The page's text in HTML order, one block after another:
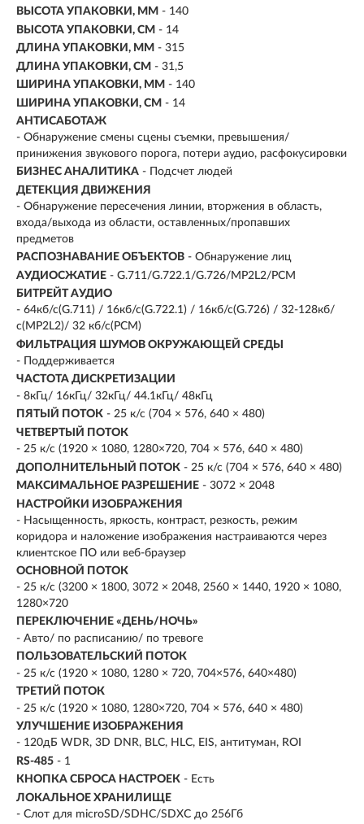
ВЫСОТА УПАКОВКИ, ММ - 140
ВЫСОТА УПАКОВКИ, СМ - 14
ДЛИНА УПАКОВКИ, ММ - 315
ДЛИНА УПАКОВКИ, СМ - 31,5
ШИРИНА УПАКОВКИ, ММ - 140
ШИРИНА УПАКОВКИ, СМ - 14
АНТИСАБОТАЖ
- Обнаружение смены сцены съемки, превышения/
принижения звукового порога, потери аудио, расфокусировки
БИЗНЕС АНАЛИТИКА - Подсчет людей
ДЕТЕКЦИЯ ДВИЖЕНИЯ
- Обнаружение пересечения линии, вторжения в область,
входа/выхода из области, оставленных/пропавших
предметов
РАСПОЗНАВАНИЕ ОБЪЕКТОВ - Обнаружение лиц
АУДИОСЖАТИЕ - G.711/G.722.1/G.726/MP2L2/PCM
БИТРЕЙТ АУДИО
- 64кб/с(G.711) / 16кб/с(G.722.1) / 16кб/с(G.726) / 32-128кб/
с(MP2L2)/ 32 кб/с(PCM)
ФИЛЬТРАЦИЯ ШУМОВ ОКРУЖАЮЩЕЙ СРЕДЫ
- Поддерживается
ЧАСТОТА ДИСКРЕТИЗАЦИИ
- 8кГц/ 16кГц/ 32кГц/ 44.1кГц/ 48кГц
ПЯТЫЙ ПОТОК - 25 к/с (704 × 576, 640 × 480)
ЧЕТВЕРТЫЙ ПОТОК
- 25 к/с (1920 × 1080, 1280×720, 704 × 576, 640 × 480)
ДОПОЛНИТЕЛЬНЫЙ ПОТОК - 25 к/с (704 × 576, 640 × 480)
МАКСИМАЛЬНОЕ РАЗРЕШЕНИЕ - 3072 × 2048
НАСТРОЙКИ ИЗОБРАЖЕНИЯ
- Насыщенность, яркость, контраст, резкость, режим
коридора и наложение изображения настраиваются через
клиентское ПО или веб-браузер
ОСНОВНОЙ ПОТОК
- 25 к/с (3200 × 1800, 3072 × 2048, 2560 × 1440, 1920 × 1080,
1280×720
ПЕРЕКЛЮЧЕНИЕ «ДЕНЬ/НОЧЬ»
- Авто/ по расписанию/ по тревоге
ПОЛЬЗОВАТЕЛЬСКИЙ ПОТОК
- 25 к/с (1920 × 1080, 1280 × 720, 704×576, 640×480)
ТРЕТИЙ ПОТОК
- 25 к/с (1920 × 1080, 1280×720, 704 × 576, 640 × 480)
УЛУЧШЕНИЕ ИЗОБРАЖЕНИЯ
- 120дБ WDR, 3D DNR, BLC, HLC, EIS, антитуман, ROI
RS-485 - 1
КНОПКА СБРОСА НАСТРОЕК - Есть
ЛОКАЛЬНОЕ ХРАНИЛИЩЕ
- Слот для microSD/SDHC/SDXC до 256Гб